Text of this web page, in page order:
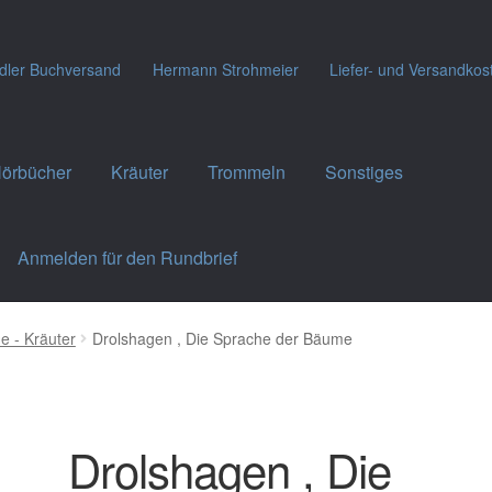
Buchversand Hermann Strohmeier Liefer- und
Kräuter Trommeln Sonstiges
Anmelden für den Rundbrief
- Kräuter Drolshagen , Die Sprache der Bäume
Drolshagen , Die